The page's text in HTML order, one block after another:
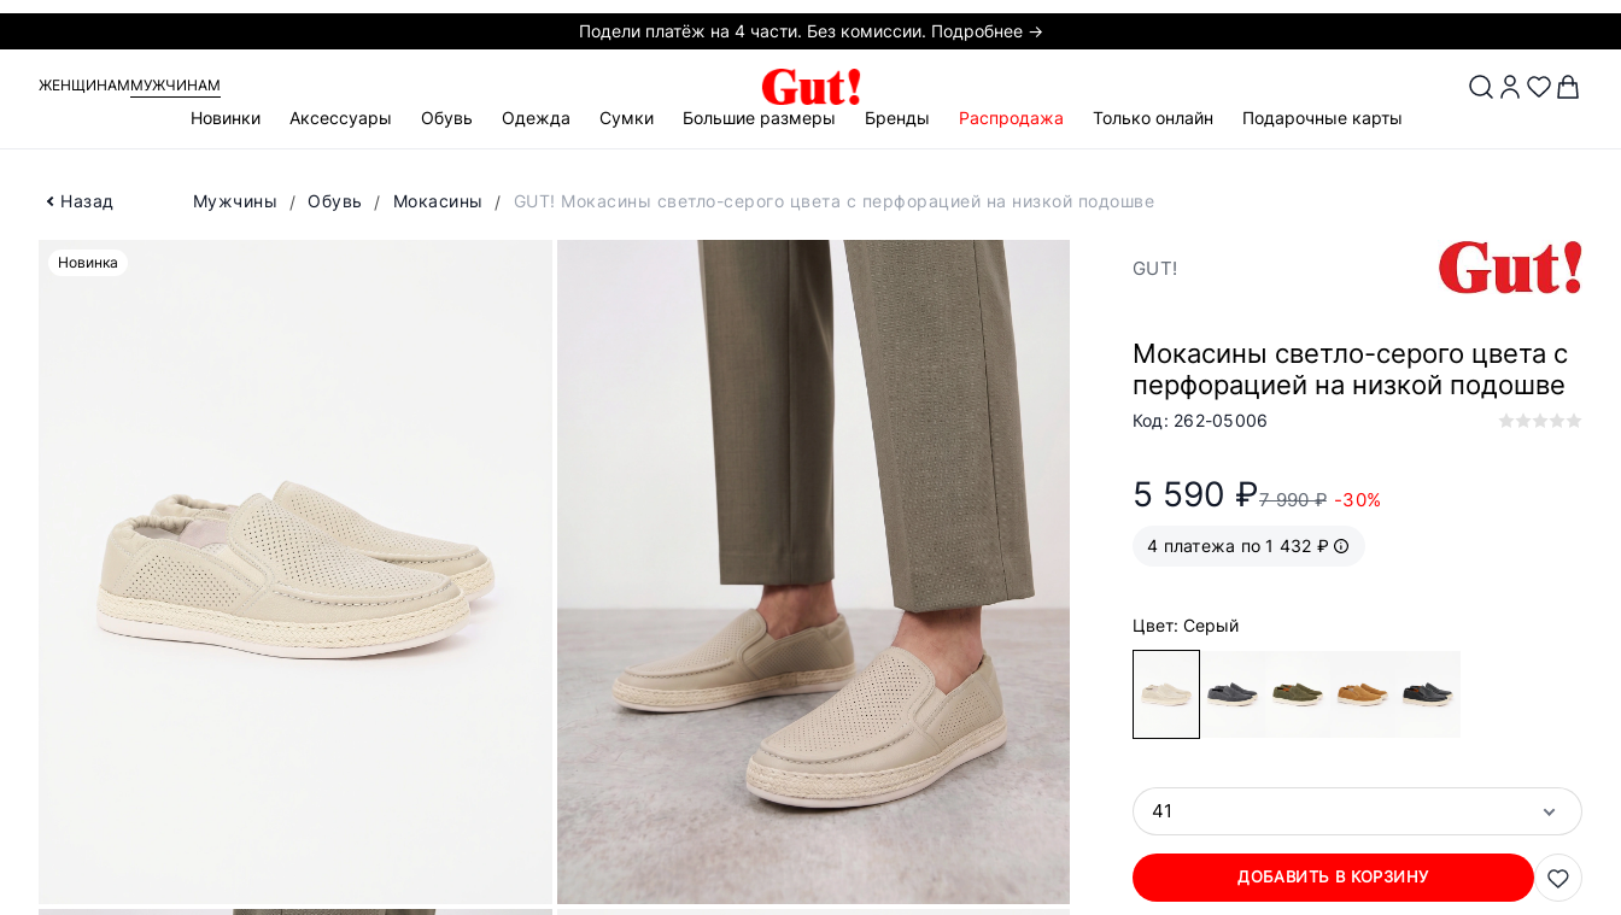
Подели платёж на 4 части. Без комиссии. Подробнее →
ЖЕНЩИНАММУЖЧИНАМ
Новинки Аксессуары Обувь Одежда Сумки Большие размеры Бренды Распродажа Только онлайн Подарочные карты
Назад Мужчины Обувь Мокасины GUT! Мокасины светло-серого цвета с перфорацией на низкой подошве
Новинка GUT!
Мокасины светло-серого цвета с
перфорацией на низкой подошве
Код: 262-05006
5 590 ₽7 990 ₽ -30%
4 платежа по 1 432 ₽
Цвет: Серый
41
ДОБАВИТЬ В КОРЗИНУ